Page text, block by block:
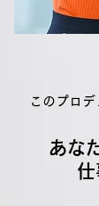
このプロデ
あな